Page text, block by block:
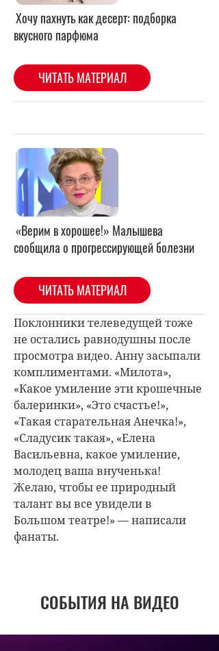
«Верим в хорошее!» Малышева
сообщила о прогрессирующей болезни
ЧИТАТЬ МАТЕРИАЛ
Поклонники телеведущей тоже
не остались равнодушны после
просмотра видео. Анну засыпали
комплиментами. «Милота»,
«Какое умиление эти крошечные
балеринки», «Это счастье!»,
«Такая старательная Анечка!»,
«Сладусик такая», «Елена
Васильевна, какое умиление,
молодец ваша внученька!
Желаю, чтобы ее природный
талант вы все увидели в
Большом театре!» — написали
фанаты.
СОБЫТИЯ НА ВИДЕО